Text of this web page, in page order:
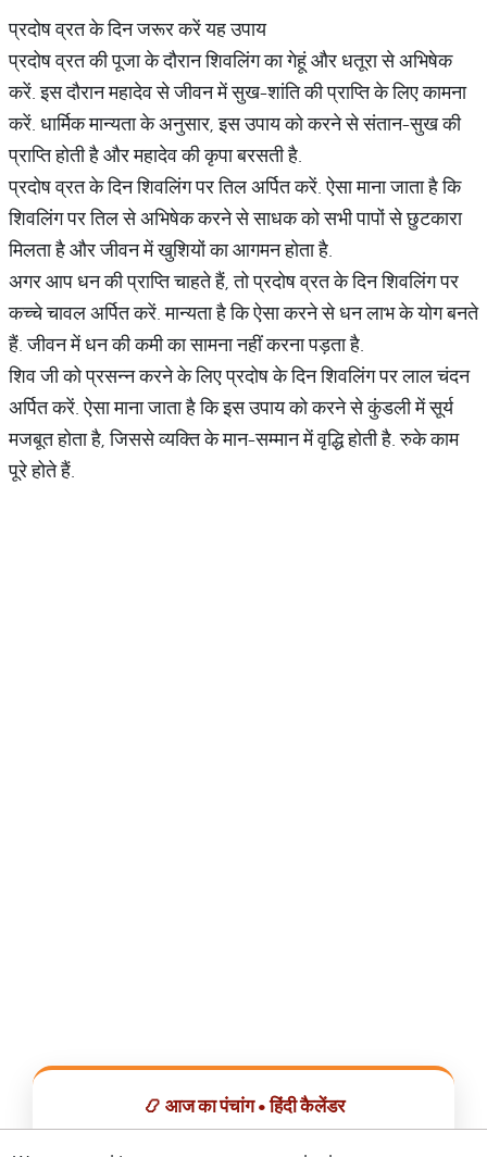
प्रदोष व्रत के दिन जरूर करें यह उपाय
प्रदोष व्रत की पूजा के दौरान शिवलिंग का गेहूं और धतूरा से अभिषेक
करें. इस दौरान महादेव से जीवन में सुख-शांति की प्राप्ति के लिए कामना
करें. धार्मिक मान्यता के अनुसार, इस उपाय को करने से संतान-सुख की
प्राप्ति होती है और महादेव की कृपा बरसती है.
प्रदोष व्रत के दिन शिवलिंग पर तिल अर्पित करें. ऐसा माना जाता है कि
शिवलिंग पर तिल से अभिषेक करने से साधक को सभी पापों से छुटकारा
मिलता है और जीवन में खुशियों का आगमन होता है.
अगर आप धन की प्राप्ति चाहते हैं, तो प्रदोष व्रत के दिन शिवलिंग पर
कच्चे चावल अर्पित करें. मान्यता है कि ऐसा करने से धन लाभ के योग बनते
हैं. जीवन में धन की कमी का सामना नहीं करना पड़ता है.
शिव जी को प्रसन्न करने के लिए प्रदोष के दिन शिवलिंग पर लाल चंदन
अर्पित करें. ऐसा माना जाता है कि इस उपाय को करने से कुंडली में सूर्य
मजबूत होता है, जिससे व्यक्ति के मान-सम्मान में वृद्धि होती है. रुके काम
पूरे होते हैं.
📿 आज का पंचांग • हिंदी कैलेंडर